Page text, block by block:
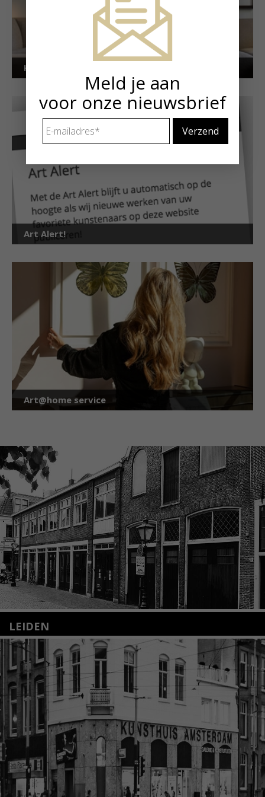
Kunstuitleen voor particulieren
Art Alert!
Art@home service
LEIDEN
Nieuwstraat 35
2312 KA Leiden
+31(0)71 – 52 84 480
info@kunsthuisleiden.nl
Lees meer
Meld je aan
voor onze nieuwsbrief
mailadres *